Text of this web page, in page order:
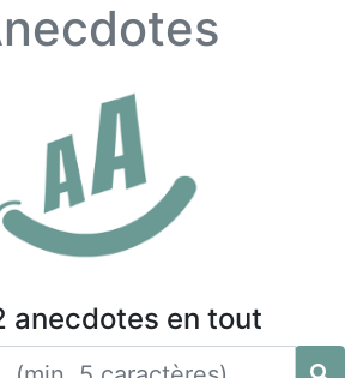
anecdotes en tout